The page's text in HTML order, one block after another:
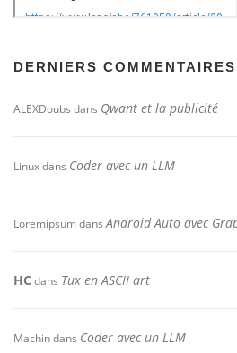
DERNIERS COMMENTAIRES
ALEXDoubs dans Qwant et la publicité
Linuxdans Coder avec un LLM
LoremipsumdansAndroid Auto avec
HC dans Tux en ASCII art
Machindans Coder avec un LLM